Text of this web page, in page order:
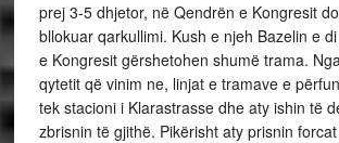
prej 3-5 dhjetor, në Qendrën e Kongresit
bllokuar qarkullimi. Kush e njeh Bazelin e
e Kongresit gërshetohen shumë trama.
qytetit që vinim ne, linjat e tramave e
tek stacioni i Klarastrasse dhe aty ishin të
zbrisnin të gjithë. Pikërisht aty prisnin